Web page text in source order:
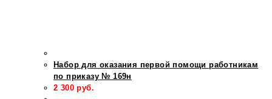
Набор для оказания первой помощи работникам
по приказу № 169н
2 300 руб.